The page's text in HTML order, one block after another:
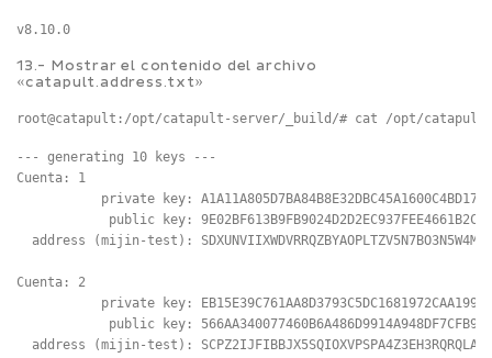
13.- Mostrar el contenido del archivo
«catapult.address.txt»
root@catapult:/opt/catapult-server/_build/# cat /opt/
--- generating 10 keys ---
Cuenta: 1
private key:
public key:
address (mijin-test):
Cuenta: 2
private key:
public key:
address (mijin-test):